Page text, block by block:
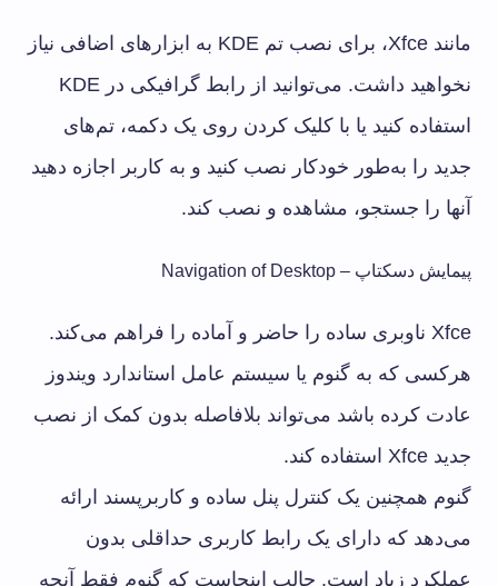
مانند Xfce، برای نصب تم KDE به ابزارهای اضافی نیاز
نخواهید داشت. می‌توانید از رابط گرافیکی در KDE
استفاده کنید یا با کلیک کردن روی یک دکمه، تم‌های
جدید را به‌طور خودکار نصب کنید و به کاربر اجازه دهید
آنها را جستجو، مشاهده و نصب کند.
پیمایش دسکتاپ – Navigation of Desktop
Xfce ناوبری ساده را حاضر و آماده را فراهم می‌کند.
هرکسی که به گنوم یا سیستم عامل استاندارد ویندوز
عادت کرده باشد می‌تواند بلافاصله بدون کمک از نصب
جدید Xfce استفاده کند.
گنوم همچنین یک کنترل پنل ساده و کاربرپسند ارائه
می‌دهد که دارای یک رابط کاربری حداقلی بدون
عملکرد زیاد است. جالب اینجاست که گنوم فقط آنچه